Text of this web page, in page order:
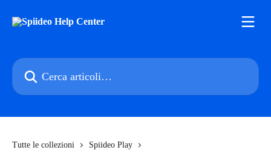
Cerca articoli…
Tutte le collezioni
Spiideo Play